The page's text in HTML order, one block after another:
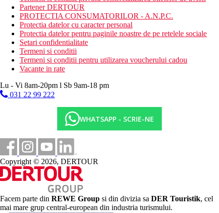
volei pe plaja
polo pe apa
biliard
darts
tenis de masa
Baie turceasca si sauna
Activitati sportive contra cost
masaje si proceduri in baile turcesti
sporturi acvatice pe plaja
Dieta
All Inclusive:
valabilitatea programului All inclusive 09:00-00:00,
(09:00-01:00 iulie-august)
tarziu
inghetata, cafea/ceai dupa-amiaza si deserturi
cantitate nelimitata de bauturi nealcoolice si alcoolice
imbuteliate de productie locala si unele din import
Categoria oficiala
4 stele
Partener DERTOUR
PROTECTIA CONSUMATORILOR - A.N.P.C.
Protectia datelor cu caracter personal
Protectia datelor pentru paginile noastre de pe retelele sociale
Setari confidentialitate
Termeni si conditii
Termeni si conditii pentru utilizarea voucherului cadou
Vacante in rate
Lu - Vi 8am-20pm l Sb 9am-18 pm
031 22 99 222
WHATSAPP - SCRIE-NE
Copyright © 2026, DERTOUR
Facem parte din REWE Group si din divizia sa DER Touristik, cel
mai mare grup central-european din industria turismului.